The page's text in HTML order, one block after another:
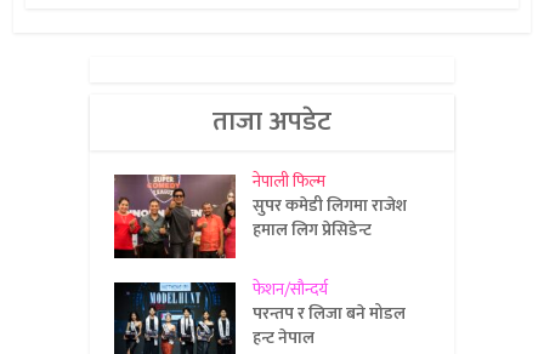
ताजा अपडेट
नेपाली फिल्म
सुपर कमेडी लिगमा राजेश
हमाल लिग प्रेसिडेन्ट
फेशन/सौन्दर्य
परन्तप र लिजा बने मोडल
हन्ट नेपाल